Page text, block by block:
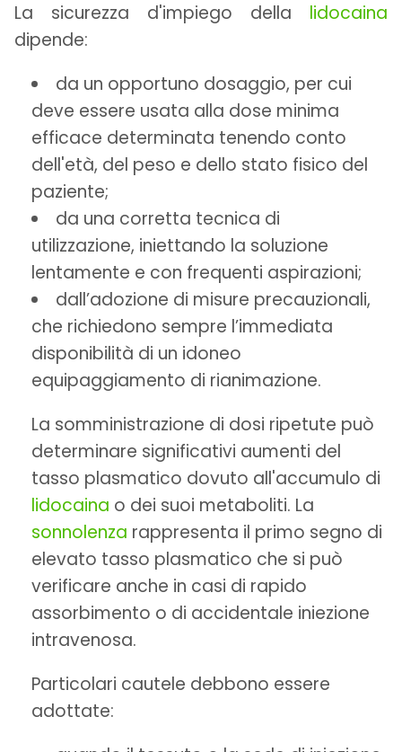
La sicurezza d'impiego della lidocaina
dipende:
da un opportuno dosaggio, per cui
deve essere usata alla dose minima
efficace determinata tenendo conto
dell'età, del peso e dello stato fisico del
paziente;
da una corretta tecnica di
utilizzazione, iniettando la soluzione
lentamente e con frequenti aspirazioni;
dall’adozione di misure precauzionali,
che richiedono sempre l’immediata
disponibilità di un idoneo
equipaggiamento di rianimazione.
La somministrazione di dosi ripetute può
determinare significativi aumenti del
tasso plasmatico dovuto all'accumulo di
lidocaina o dei suoi metaboliti. La
sonnolenza rappresenta il primo segno di
elevato tasso plasmatico che si può
verificare anche in casi di rapido
assorbimento o di accidentale iniezione
intravenosa.
Particolari cautele debbono essere
adottate: